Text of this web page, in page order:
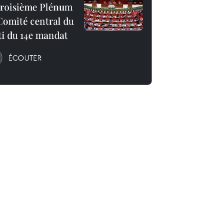
Plénum
central du
du 14e mandat
ÉCOUTER